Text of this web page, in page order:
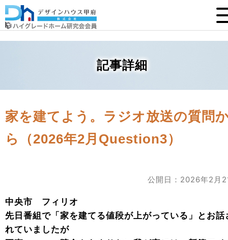
記事詳細
家を建てよう。ラジオ放送の質問
ら（2026年2月Question3）
公開日：2026年2月
中央市 フィリオ
先日番組で「家を建てる値段が上がっている」とお話
れていましたが